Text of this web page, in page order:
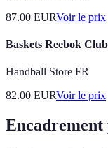
87.00 EURVoir le prix
Baskets Reebok
Handball Store FR
82.00 EURVoir le prix
Encadrement